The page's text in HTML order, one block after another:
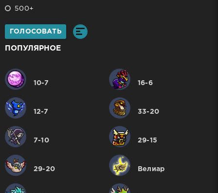
500+
ГОЛОСОВАТЬ
ПОПУЛЯРНОЕ
10-7 16-6
12-7 33-20
7-10 29-15
29-20 Велиар